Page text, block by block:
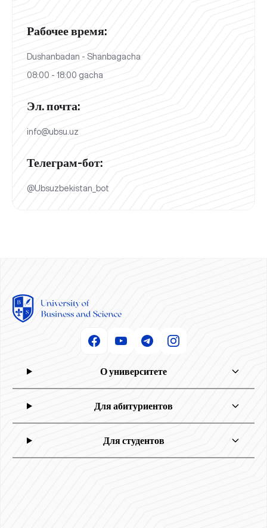
Рабочее время:
Dushanbadan - Shanbagacha
08:00 - 18:00 gacha
Эл. почта:
info@ubsu.uz
Телеграм-бот:
@Ubsuzbekistan_bot
О университете
Для абитуриентов
Для студентов